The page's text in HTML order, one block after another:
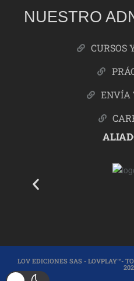
NUESTRO
CURSOS
ENVÍA
LOV EDICIONES SAS - LOVPLAY™-